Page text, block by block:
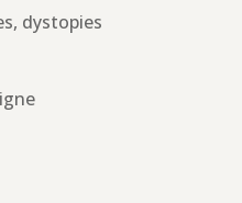
dystopies